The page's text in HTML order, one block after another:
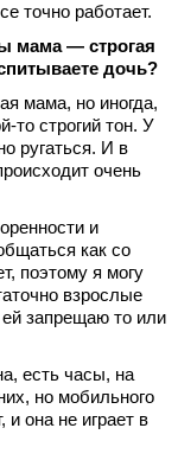
точно работает.
мама — строгая
дочь?
мама, но иногда,
то строгий тон. У
ругаться. И в
очень
и
как со
поэтому я могу
взрослые
запрещаю то или
есть часы, на
но мобильного
она не играет в